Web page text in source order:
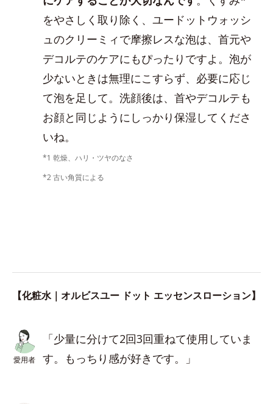
をやさしく取り除く、ユードットウォッシ
ュのクリーミィで摩擦レスな泡は、首元や
デコルテのケアにもぴったりですよ。泡が
少ないときは無理にこすらず、必要に応じ
て泡を足して。洗顔後は、首やデコルテも
お顔と同じようにしっかり保湿してくださ
いね。
*1 乾燥、ハリ・ツヤのなさ
*2 古い角質による
【化粧水｜オルビスユー ドット エッセンスローション】
愛用者
「少量に分けて2回3回重ねて使用していま
す。もっちり感が好きです。」